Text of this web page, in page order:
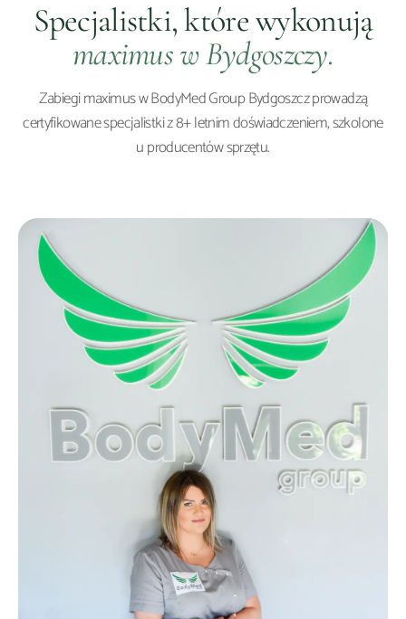
Specjalistki, które wykonują
maximuswBydgoszczy.
Zabiegimaximusw BodyMed GroupBydgoszczprowadzą
certyfikowane specjalistki z 8+ letnim doświadczeniem, szkolone
u producentów sprzętu.